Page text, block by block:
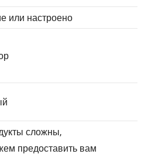
или настроено
сложны,